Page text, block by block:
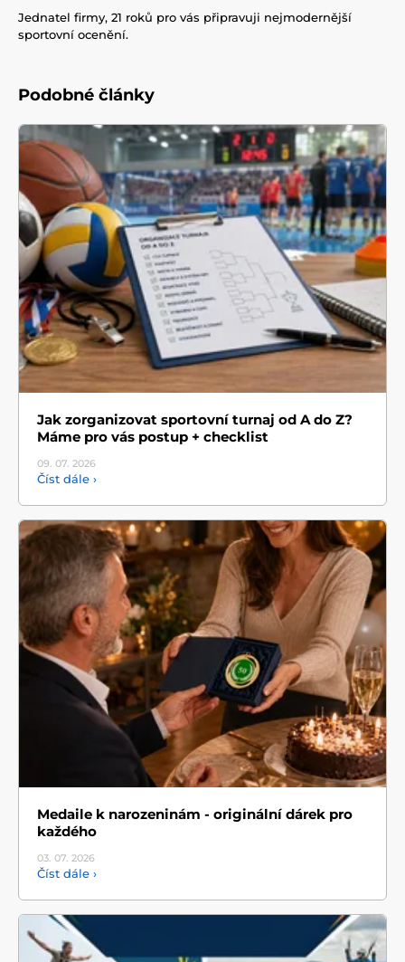
Jednatel firmy, 21 roků pro vás připravuji nejmodernější
sportovní ocenění.
Podobné články
Jak zorganizovat sportovní turnaj od A do Z?
Máme pro vás postup + checklist
09. 07. 2026
Číst dále ›
Medaile k narozeninám - originální dárek pro
každého
03. 07. 2026
Číst dále ›